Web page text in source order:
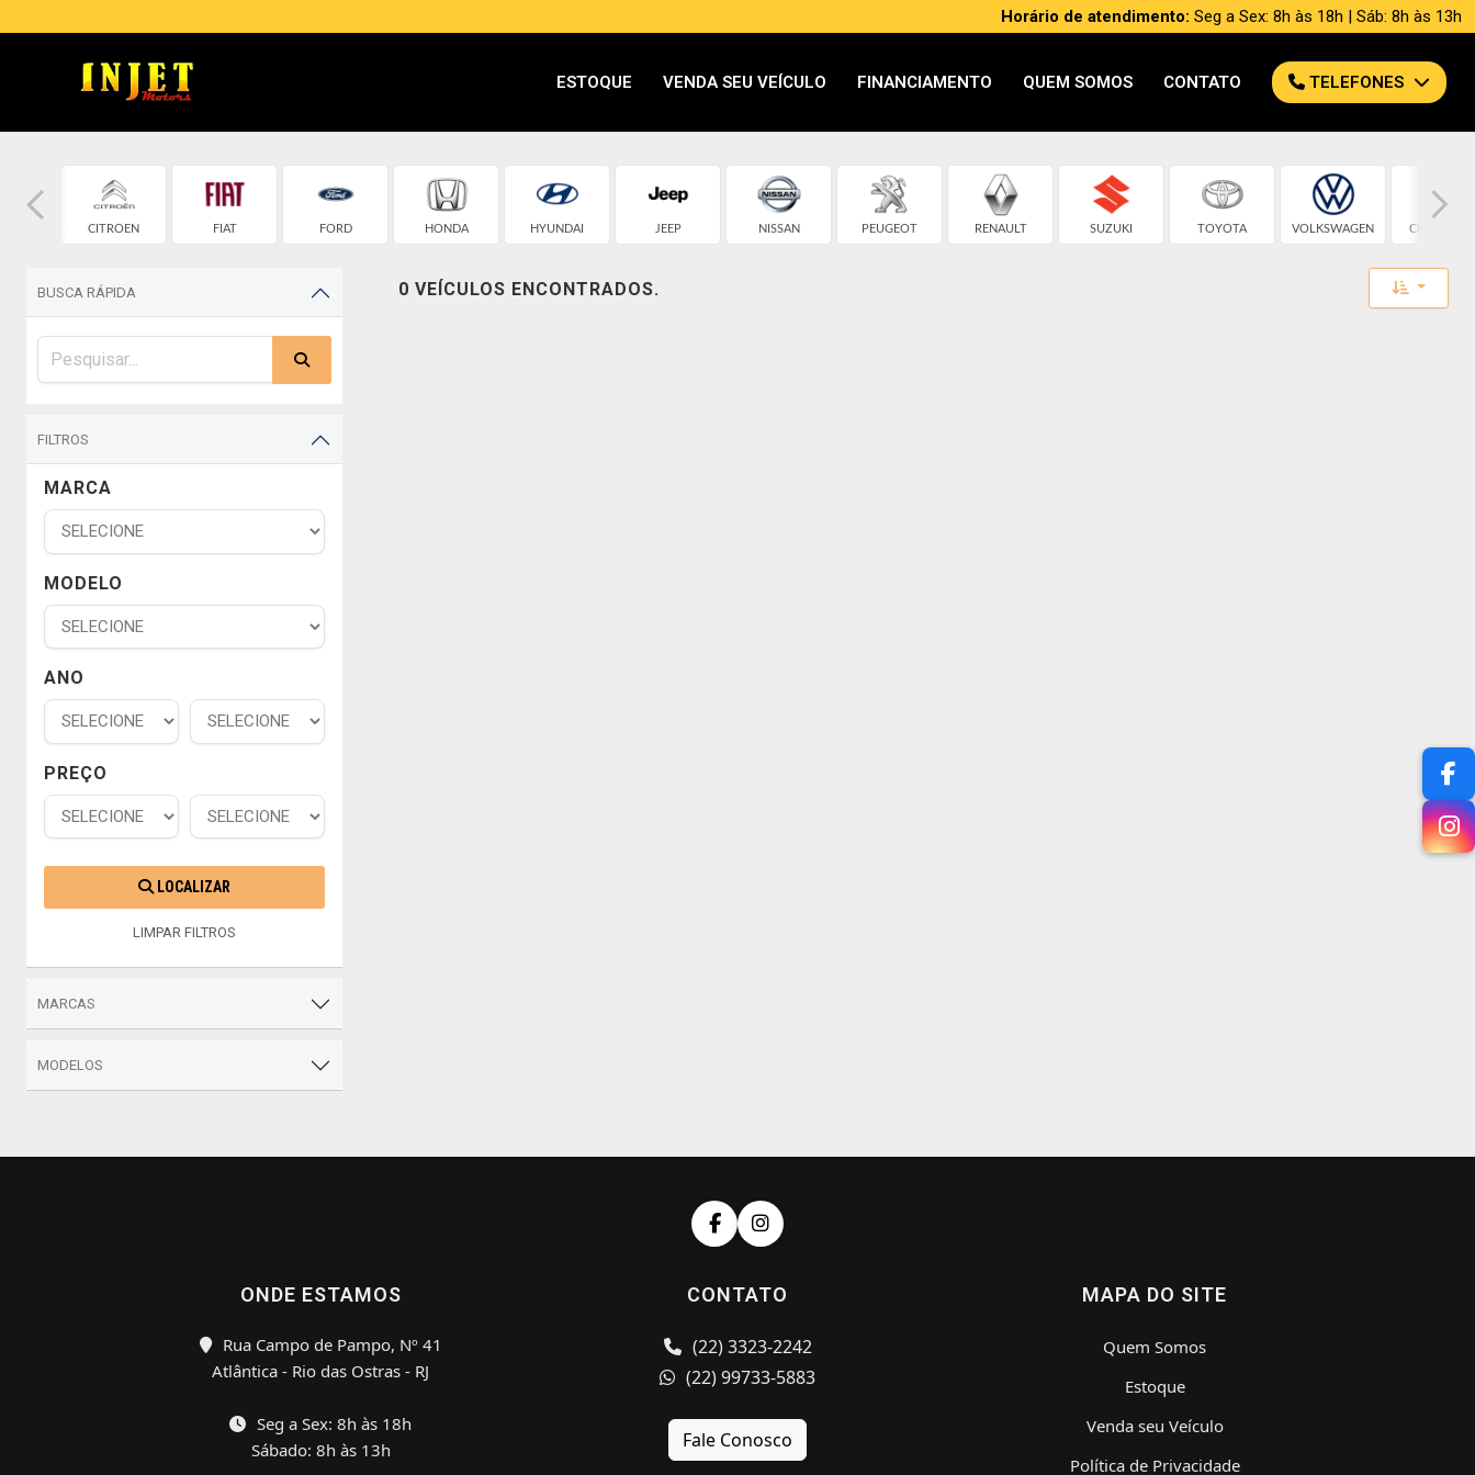
Horário de atendimento: Seg a Sex: 8h às 18h | Sáb: 8h às 13h
ESTOQUE VENDA SEU VEÍCULO FINANCIAMENTO QUEM SOMOS CONTATO TELEFONES
CITROEN FIAT FORD HONDA HYUNDAI JEEP NISSAN PEUGEOT RENAULT SUZUKI TOYOTA VOLKSWAGEN
BUSCA RÁPIDA
FILTROS
MARCA
MODELO
ANO
PREÇO
LOCALIZAR
LIMPAR FILTROS
MARCAS
MODELOS
0 VEÍCULOS ENCONTRADOS. Toggle
ONDE ESTAMOS
Rua Campo de Pampo, Nº 41
Atlântica - Rio das Ostras - RJ
Seg a Sex: 8h às 18h
Sábado: 8h às 13h
CONTATO
(22) 3323-2242
(22) 99733-5883
Fale Conosco
MAPA DO SITE
Quem Somos
Estoque
Venda seu Veículo
Política de Privacidade